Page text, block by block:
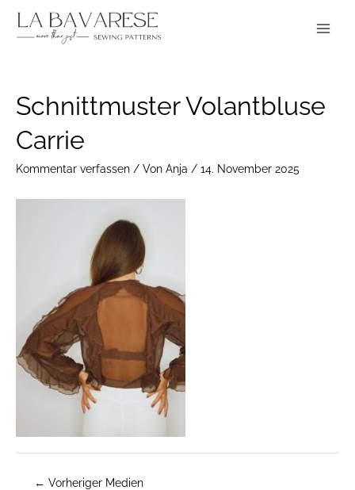
Inhalt
Schnittmuster Volantbluse
Carrie
Kommentar verfassen / Von Anja / 14. November 2025
navigation
← Vorheriger Medien